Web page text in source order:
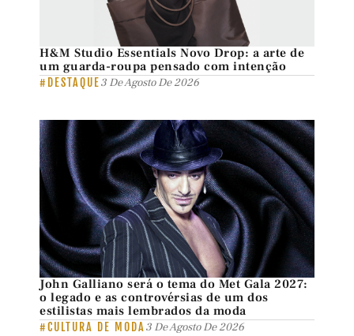
H&M Studio Essentials Novo Drop: a arte de
um guarda-roupa pensado com intenção
#DESTAQUE3 De Agosto De 2026
John Galliano será o tema do Met Gala 2027:
o legado e as controvérsias de um dos
estilistas mais lembrados da moda
#CULTURA DE MODA3 De Agosto De 2026